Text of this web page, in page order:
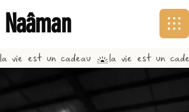
la vie est un cadeau
Naâman